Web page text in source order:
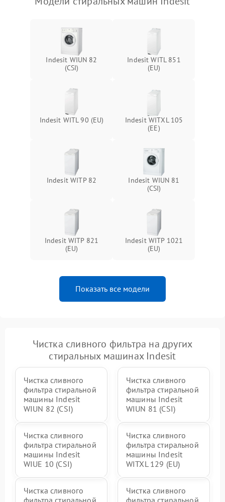
Indesit WIUN 82
(CSI)
Indesit WITL 851
(EU)
Indesit WITL 90 (EU)
Indesit WITXL 105
(EE)
Indesit WITP 82
Indesit WIUN 81
(CSI)
Indesit WITP 821
(EU)
Indesit WITP 1021
(EU)
Показать все модели
Чистка сливного фильтра на других
стиральных машинах Indesit
Чистка сливного
фильтра стиральной
машины Indesit
WIUN 82 (CSI)
Чистка сливного
фильтра стиральной
машины Indesit
WIUN 81 (CSI)
Чистка сливного
фильтра стиральной
машины Indesit
WIUE 10 (CSI)
Чистка сливного
фильтра стиральной
машины Indesit
WITXL 129 (EU)
Чистка сливного
Чистка сливного